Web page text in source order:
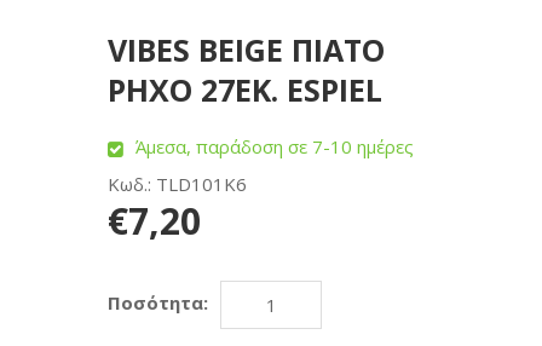
VIBES BEIGE ΠΙΑΤΟ
ΡΗΧΟ 27ΕΚ. ESPIEL
Άμεσα, παράδοση σε 7-10 ημέρες
Κωδ.: TLD101K6
€7,20
Ποσότητα: